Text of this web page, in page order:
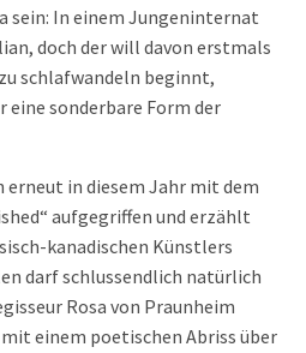
sein: In einem Jungeninternat
doch der will davon erstmals
schlafwandeln beginnt,
sonderbare Form der
erneut in diesem Jahr mit dem
aufgegriffen und erzählt
kanadischen Künstlers
darf schlussendlich natürlich
Rosa von Praunheim
einem poetischen Abriss über